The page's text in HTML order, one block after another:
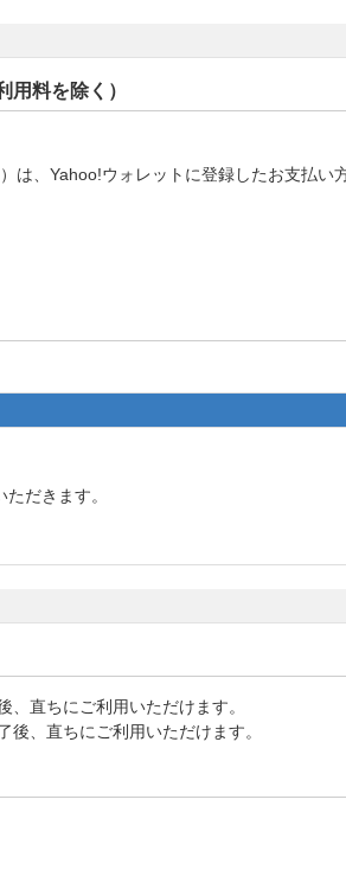
料を除く）
は、Yahoo!ウォレットに登録したお支払い
だきます。
直ちにご利用いただけます。
、直ちにご利用いただけます。